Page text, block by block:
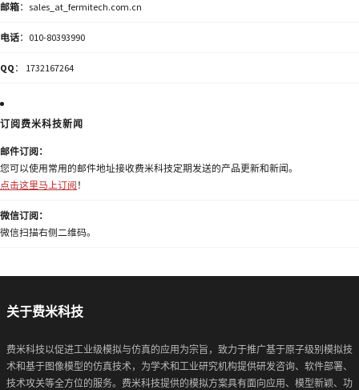
邮箱：sales_at_fermitech.com.cn
电话：010-80393990
QQ ： 1732167264
订阅费米科技新闻
邮件订阅：
您可以使用常用的邮件地址接收费米科技定期发送的产品更新和新闻。
点击这里马上订阅 ！
微信订阅：
微信扫描右侧二维码。
关于费米科技
费米科技以促进工业级模拟与仿真的应用为宗旨，致力于推广基于原子级别模拟技
术和基于图像模型的仿真技术，为学术和工业研究机构提供研发咨询、软件部署、
技术攻关等全方位的服务。费米科技提供的模拟方案具有面向应用、模型新颖、功